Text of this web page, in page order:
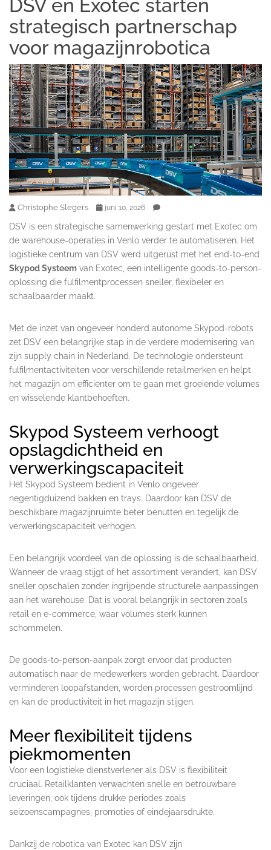
DSV en Exotec starten
strategisch partnerschap
voor magazijnrobotica
Christophe Slegers juni 10, 2026
DSV is een strategische samenwerking gestart met Exotec om
de warehouse-operaties in Venlo verder te automatiseren. Het
logistieke centrum van DSV werd uitgerust met het end-to-end
Skypod Systeem van Exotec, een intelligente goods-to-person-
oplossing die fulfilmentprocessen sneller, flexibeler en
schaalbaarder maakt.
Met de inzet van ongeveer honderd autonome Skypod-robots
zet DSV een belangrijke stap in de verdere modernisering van
zijn supply chain in Nederland. De technologie ondersteunt
fulfilmentactiviteiten voor verschillende retailmerken en helpt
het magazijn om efficiënter om te gaan met groeiende volumes
en wisselende klantbehoeften.
Skypod Systeem verhoogt
opslagdichtheid en
verwerkingscapaciteit
Het Skypod Systeem bedient in Venlo ongeveer
negentigduizend bakken en trays. Daardoor kan DSV de
beschikbare magazijnruimte beter benutten en tegelijk de
verwerkingscapaciteit verhogen.
Een belangrijk voordeel van de oplossing is de schaalbaarheid.
Wanneer de vraag stijgt of het assortiment verandert, kan DSV
sneller opschalen zonder ingrijpende structurele aanpassingen
aan het warehouse. Dat is vooral belangrijk in sectoren zoals
retail en e-commerce, waar volumes sterk kunnen
schommelen.
De goods-to-person-aanpak zorgt ervoor dat producten
automatisch naar de medewerkers worden gebracht. Daardoor
verminderen loopafstanden, worden processen gestroomlijnd
en kan de productiviteit in het magazijn stijgen.
Meer flexibiliteit tijdens
piekmomenten
Voor een logistieke dienstverlener als DSV is flexibiliteit
cruciaal. Retailklanten verwachten snelle en betrouwbare
leveringen, ook tijdens drukke periodes zoals
seizoenscampagnes, promoties of eindejaarsdrukte.
Dankzij de robotica van Exotec kan DSV zijn